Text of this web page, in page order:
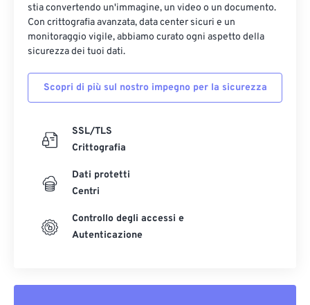
stia convertendo un'immagine, un video o un documento.
Con crittografia avanzata, data center sicuri e un
monitoraggio vigile, abbiamo curato ogni aspetto della
sicurezza dei tuoi dati.
Scopri di più sul nostro impegno per la sicurezza
SSL/TLS
Crittografia
Dati protetti
Centri
Controllo degli accessi e
Autenticazione